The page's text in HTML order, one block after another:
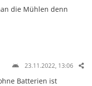
die Mühlen denn
23.11.2022, 13:06
Batterien ist